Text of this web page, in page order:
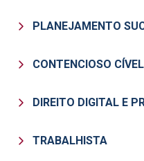
PLANEJAMENTO
CONTENCIOSO
DIREITO DIGITAL E
TRABALHISTA